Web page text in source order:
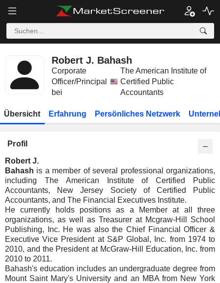
Robert J. Bahash
Corporate
Officer/Principal
bei
The American Institute of
Certified Public
Accountants
Übersicht Erfahrung Persönliches Netzwerk
Profil
Robert J.
Bahash is a member of several professional organizations,
including The American Institute of Certified Public
Accountants, New Jersey Society of Certified Public
Accountants, and The Financial Executives Institute.
He currently holds positions as a Member at all three
organizations, as well as Treasurer at Mcgraw-Hill School
Publishing, Inc. He was also the Chief Financial Officer &
Executive Vice President at S&P Global, Inc. from 1974 to
2010, and the President at McGraw-Hill Education, Inc. from
2010 to 2011.
Bahash's education includes an undergraduate degree from
Mount Saint Mary's University and an MBA from New York